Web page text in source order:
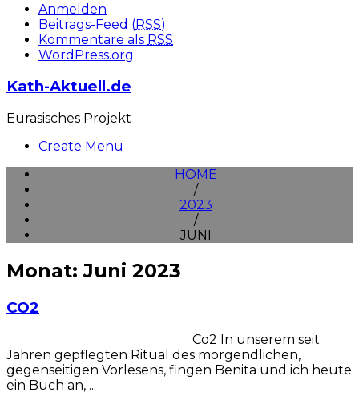
Anmelden
Beitrags-Feed (RSS)
Kommentare als RSS
WordPress.org
Kath-Aktuell.de
Eurasisches Projekt
Create Menu
HOME
/
2023
/
JUNI
Monat: Juni 2023
CO2
Co2 In unserem seit
Jahren gepflegten Ritual des morgendlichen,
gegenseitigen Vorlesens, fingen Benita und ich heute
ein Buch an, ...